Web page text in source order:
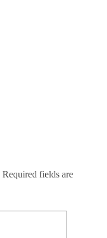
Required fields are